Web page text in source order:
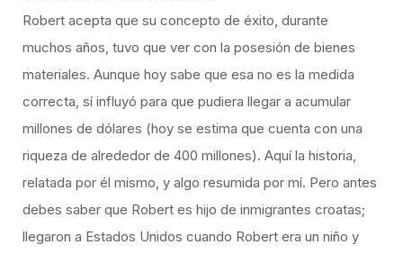
Robert acepta que su concepto de éxito, durante
muchos años, tuvo que ver con la posesión de bienes
materiales. Aunque hoy sabe que esa no es la medida
correcta, sí influyó para que pudiera llegar a acumular
millones de dólares (hoy se estima que cuenta con una
riqueza de alrededor de 400 millones). Aquí la historia,
relatada por él mismo, y algo resumida por mí. Pero antes
debes saber que Robert es hijo de inmigrantes croatas;
llegaron a Estados Unidos cuando Robert era un niño y